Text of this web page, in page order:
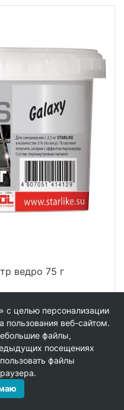
ведро 75 г
+
с целью персонализации
пользования веб-сайтом.
файлы,
посещениях
файлы